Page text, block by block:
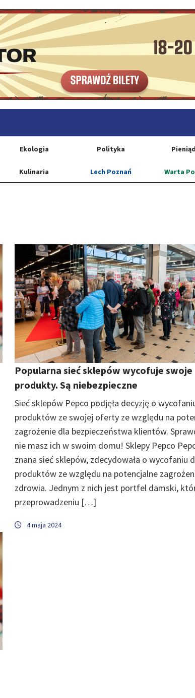
Ekologia Polityka
Kulinaria Lech Poznań Warta
Popularna sieć sklepów wycofuje swoje
produkty. Są niebezpieczne
Sieć sklepów Pepco podjęła decyzję o
produktów ze swojej oferty ze względu na
zagrożenie dla bezpieczeństwa klientów.
nie masz ich w swoim domu! Sklepy Pepco
znana sieć sklepów, zdecydowała o wycofaniu
produktów ze względu na potencjalne
zdrowia. Jednym z nich jest portfel damski,
przeprowadzeniu […]
4 maja 2024